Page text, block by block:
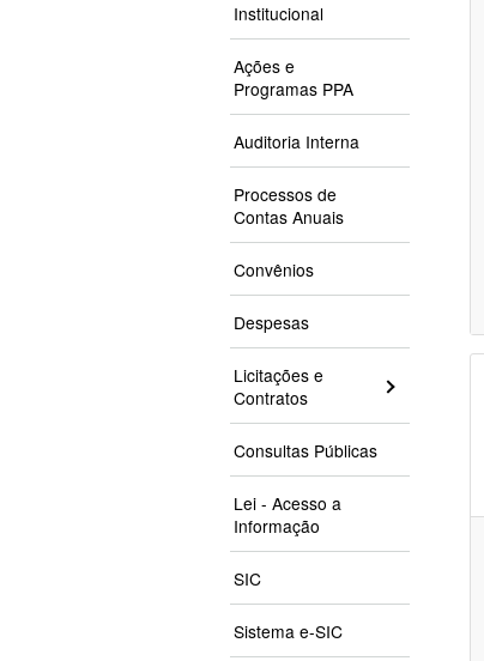
Institucional
Ações e
Programas PPA
Auditoria Interna
Processos de
Contas Anuais
Convênios
Despesas
Licitações e
Contratos
Consultas Públicas
Lei - Acesso a
Informação
SIC
Sistema e-SIC